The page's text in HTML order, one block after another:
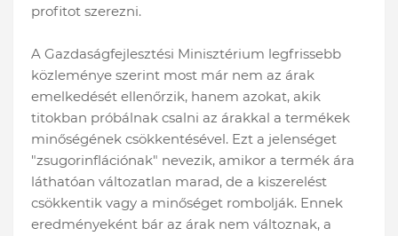
profitot szerezni.
A Gazdaságfejlesztési Minisztérium legfrissebb
közleménye szerint most már nem az árak
emelkedését ellenőrzik, hanem azokat, akik
titokban próbálnak csalni az árakkal a termékek
minőségének csökkentésével. Ezt a jelenséget
"zsugorinflációnak" nevezik, amikor a termék ára
láthatóan változatlan marad, de a kiszerelést
csökkentik vagy a minőséget rombolják. Ennek
eredményeként bár az árak nem változnak, a